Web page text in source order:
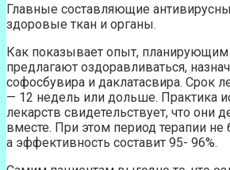
Главные составляющие
здоровые ткан и органы.
Как показывает опыт,
предлагают оздоравливаться,
софосбувира и даклатасвира. Срок
— 12 недель или дольше. Практика
лекарств свидетельствует, что они
вместе. При этом период терапии
а эффективность составит 95- 96%.